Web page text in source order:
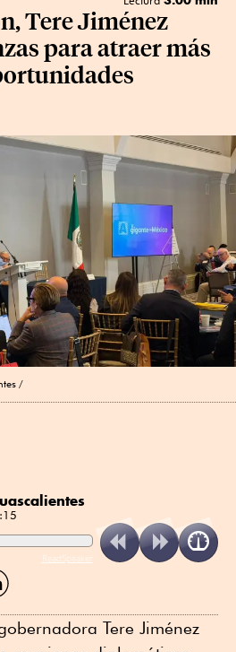
Tere Jiménez
para atraer más
ReadSpeaker
Tere Jiménez